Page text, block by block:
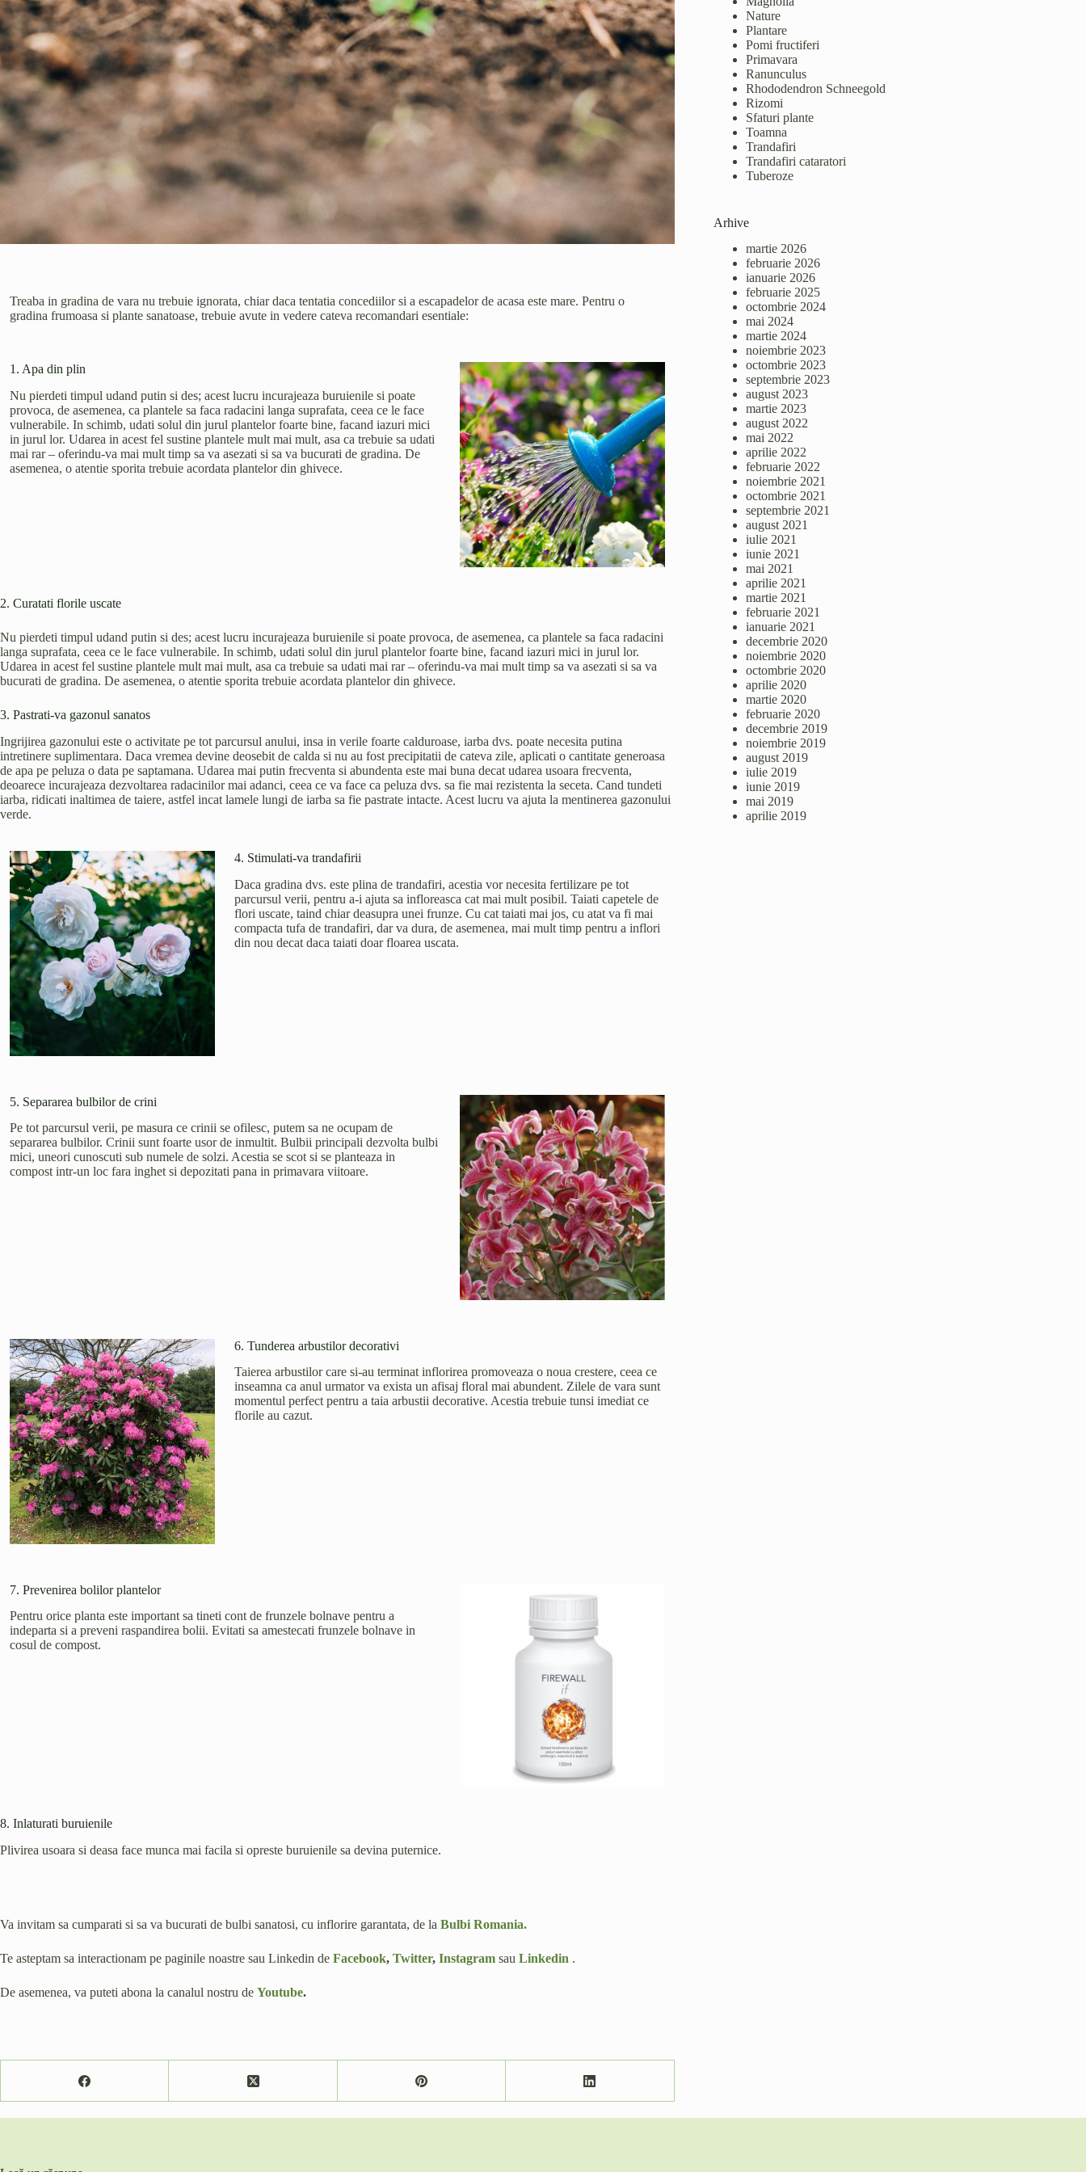
Treaba in gradina de vara nu trebuie ignorata, chiar daca tentatia concediilor si a escapadelor de acasa este mare. Pentru o
gradina frumoasa si plante sanatoase, trebuie avute in vedere cateva recomandari esentiale:
1. Apa din plin
Nu pierdeti timpul udand putin si des; acest lucru incurajeaza buruienile si poate
provoca, de asemenea, ca plantele sa faca radacini langa suprafata, ceea ce le face
vulnerabile. In schimb, udati solul din jurul plantelor foarte bine, facand iazuri mici
in jurul lor. Udarea in acest fel sustine plantele mult mai mult, asa ca trebuie sa udati
mai rar – oferindu-va mai mult timp sa va asezati si sa va bucurati de gradina. De
asemenea, o atentie sporita trebuie acordata plantelor din ghivece.
2. Curatati florile uscate
Nu pierdeti timpul udand putin si des; acest lucru incurajeaza buruienile si poate provoca, de asemenea, ca plantele sa faca radacini
langa suprafata, ceea ce le face vulnerabile. In schimb, udati solul din jurul plantelor foarte bine, facand iazuri mici in jurul lor.
Udarea in acest fel sustine plantele mult mai mult, asa ca trebuie sa udati mai rar – oferindu-va mai mult timp sa va asezati si sa va
bucurati de gradina. De asemenea, o atentie sporita trebuie acordata plantelor din ghivece.
3. Pastrati-va gazonul sanatos
Ingrijirea gazonului este o activitate pe tot parcursul anului, insa in verile foarte calduroase, iarba dvs. poate necesita putina
intretinere suplimentara. Daca vremea devine deosebit de calda si nu au fost precipitatii de cateva zile, aplicati o cantitate generoasa
de apa pe peluza o data pe saptamana. Udarea mai putin frecventa si abundenta este mai buna decat udarea usoara frecventa,
deoarece incurajeaza dezvoltarea radacinilor mai adanci, ceea ce va face ca peluza dvs. sa fie mai rezistenta la seceta. Cand tundeti
iarba, ridicati inaltimea de taiere, astfel incat lamele lungi de iarba sa fie pastrate intacte. Acest lucru va ajuta la mentinerea gazonului
verde.
4. Stimulati-va trandafirii
Daca gradina dvs. este plina de trandafiri, acestia vor necesita fertilizare pe tot
parcursul verii, pentru a-i ajuta sa infloreasca cat mai mult posibil. Taiati capetele de
flori uscate, taind chiar deasupra unei frunze. Cu cat taiati mai jos, cu atat va fi mai
compacta tufa de trandafiri, dar va dura, de asemenea, mai mult timp pentru a inflori
din nou decat daca taiati doar floarea uscata.
5. Separarea bulbilor de crini
Pe tot parcursul verii, pe masura ce crinii se ofilesc, putem sa ne ocupam de
separarea bulbilor. Crinii sunt foarte usor de inmultit. Bulbii principali dezvolta bulbi
mici, uneori cunoscuti sub numele de solzi. Acestia se scot si se planteaza in
compost intr-un loc fara inghet si depozitati pana in primavara viitoare.
6. Tunderea arbustilor decorativi
Taierea arbustilor care si-au terminat inflorirea promoveaza o noua crestere, ceea ce
inseamna ca anul urmator va exista un afisaj floral mai abundent. Zilele de vara sunt
momentul perfect pentru a taia arbustii decorative. Acestia trebuie tunsi imediat ce
florile au cazut.
7. Prevenirea bolilor plantelor
Pentru orice planta este important sa tineti cont de frunzele bolnave pentru a
indeparta si a preveni raspandirea bolii. Evitati sa amestecati frunzele bolnave in
cosul de compost.
8. Inlaturati buruienile
Plivirea usoara si deasa face munca mai facila si opreste buruienile sa devina puternice.
Va invitam sa cumparati si sa va bucurati de bulbi sanatosi, cu inflorire garantata, de la Bulbi Romania.
Te asteptam sa interactionam pe paginile noastre sau Linkedin de Facebook, Twitter, Instagram sau Linkedin .
De asemenea, va puteti abona la canalul nostru de Youtube.
Nature
Plantare
Pomi fructiferi
Primavara
Ranunculus
Rhododendron Schneegold
Rizomi
Sfaturi plante
Toamna
Trandafiri
Trandafiri cataratori
Tuberoze
Arhive
martie 2026
februarie 2026
ianuarie 2026
februarie 2025
octombrie 2024
mai 2024
martie 2024
noiembrie 2023
octombrie 2023
septembrie 2023
august 2023
martie 2023
august 2022
mai 2022
aprilie 2022
februarie 2022
noiembrie 2021
octombrie 2021
septembrie 2021
august 2021
iulie 2021
iunie 2021
mai 2021
aprilie 2021
martie 2021
februarie 2021
ianuarie 2021
decembrie 2020
noiembrie 2020
octombrie 2020
aprilie 2020
martie 2020
februarie 2020
decembrie 2019
noiembrie 2019
august 2019
iulie 2019
iunie 2019
mai 2019
aprilie 2019